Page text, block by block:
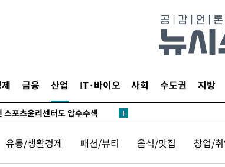
금융 산업 IT·바이오 사회 수도권 지방
나며 폭염 잠시 꺾인다"
문에 "현재는 내부 지침 준수"
포츠윤리센터도 압수수색
미사일…감시·경계태세 강화"
도미사일 가능성
원인 파악 중"
유통/생활경제 패션/뷰티 음식/맛집 창업/